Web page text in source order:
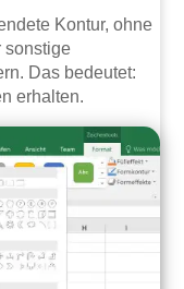
Kontur, ohne
sonstige
Das bedeutet:
erhalten.